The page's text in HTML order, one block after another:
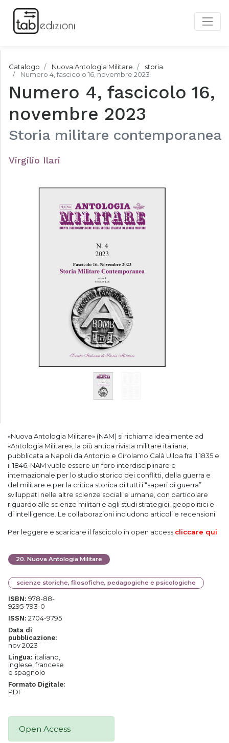
Catalogo Nuova Antologia Militare
storia
Numero 4, fascicolo 16, novembre 2023
Numero 4, fascicolo 16,
novembre 2023
Storia militare contemporanea
Virgilio Ilari
«Nuova Antologia Militare» (NAM) si richiama idealmente ad
«Antologia Militare», la più antica rivista militare italiana,
pubblicata a Napoli da Antonio e Girolamo Calà Ulloa fra il 1835 e
il 1846. NAM vuole essere un foro interdisciplinare e
internazionale per lo studio storico dei conflitti, della guerra e
del militare e per la critica storica di tutti i “saperi di guerra”
sviluppati nelle altre scienze sociali e umane, con particolare
riguardo alle scienze militari e agli studi strategici, geopolitici e
di intelligence. Le collaborazioni includono articoli e recensioni.
Per leggere e scaricare il fascicolo in open access cliccare qui
20. Nuova Antologia Militare
scienze storiche, filosofiche, pedagogiche e psicologiche
ISBN: 978-88-
9295-793-0
ISSN: 2704-9795
Data di
pubblicazione:
nov 2023
Lingua: italiano,
inglese, francese
e spagnolo
Formato Digitale:
PDF
Open Access